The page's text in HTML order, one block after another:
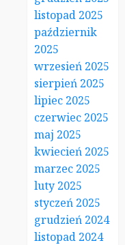
listopad 2025
październik
2025
wrzesień 2025
sierpień 2025
lipiec 2025
czerwiec 2025
maj 2025
kwiecień 2025
marzec 2025
luty 2025
styczeń 2025
grudzień 2024
listopad 2024